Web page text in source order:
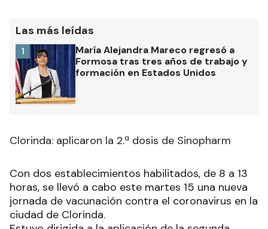
Las más leídas
María Alejandra Mareco regresó a
Formosa tras tres años de trabajo y
formación en Estados Unidos
1
Clorinda: aplicaron la 2.ª dosis de Sinopharm
Con dos establecimientos habilitados, de 8 a 13
horas, se llevó a cabo este martes 15 una nueva
jornada de vacunación contra el coronavirus en la
ciudad de Clorinda.